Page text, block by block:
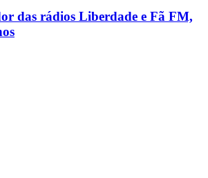
das rádios Liberdade e Fã FM,